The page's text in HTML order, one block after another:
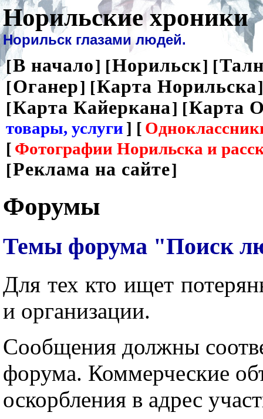
Норильские хроники
Норильск глазами людей.
[В начало] [Норильск] [
[Оганер] [Карта Норильска
[Карта Кайеркана] [Карта
товары, услуги ] [
[ Фотографии Норильска и
[Реклама на сайте]
Форумы
Темы форума "Поиск
Для тех кто ищет
и организации.
Сообщения должны
форума. Коммерческие
оскорбления в адрес